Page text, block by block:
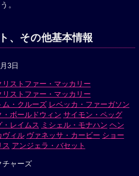
。
、その他基本情報
3日
リストファー・マッカリー
リストファー・マッカリー
ム・クルーズ レベッカ・ファーガソン
・ボールドウィン サイモン・ペッグ
・レイムス ミシェル・モナハン ヘン
ヴィル ヴァネッサ・カービー ショー
ス アンジェラ・バセット
チャーズ